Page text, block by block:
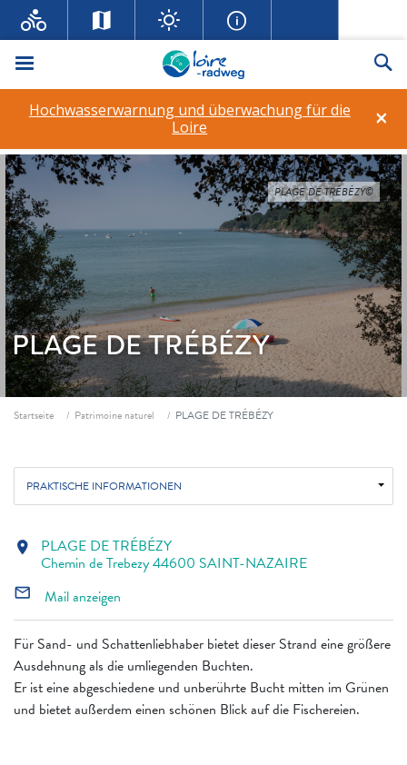
Menü
×
Hochwasserwarnung und überwachung für die
Loire
PLAGE DE TRÉBÉZY
PLAGE DE TRÉBÉZY©
Fil d'ariane
Startseite Patrimoine naturel PLAGE DE TRÉBÉZY
PRAKTISCHE INFORMATIONEN
Für Sand- und Schattenliebhaber bietet dieser Strand eine größere
Ausdehnung als die umliegenden Buchten.
Er ist eine abgeschiedene und unberührte Bucht mitten im Grünen
und bietet außerdem einen schönen Blick auf die Fischereien.
location_on PLAGE DE TRÉBÉZY
Chemin de Trebezy 44600 SAINT-NAZAIRE
mail_outline Mail anzeigen